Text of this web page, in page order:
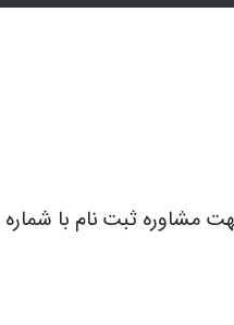
مشاوره ثبت نام با شماره